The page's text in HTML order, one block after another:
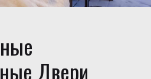
Двери